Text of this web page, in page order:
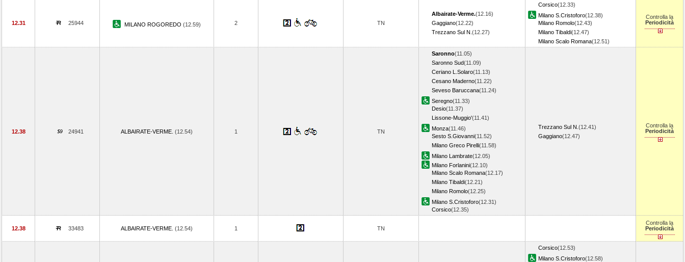
12.31 25944 MILANO ROGOREDO (12.59) 2 TN
Albairate-Verme.(12.16)
Gaggiano(12.22)
Trezzano Sul N. (12.27)
Corsico(12.33)
Milano S.Cristoforo(12.38)
Milano Romolo(12.43)
Milano Tibaldi(12.47)
Milano Scalo Romana(12.51)
Controlla la
Periodicità
12.38 24941 ALBAIRATE-VERME. (12.54) 1 TN
Saronno(11.05)
Saronno Sud(11.09)
Ceriano L.Solaro(11.13)
Cesano Maderno(11.22)
Seveso Baruccana(11.24)
Seregno(11.33)
Desio(11.37)
Lissone-Muggio'(11.41)
Monza(11.46)
Sesto S.Giovanni(11.52)
Milano Greco Pirelli(11.58)
Milano Lambrate(12.05)
Milano Forlanini(12.10)
Milano Scalo Romana(12.17)
Milano Tibaldi(12.21)
Milano Romolo(12.25)
Milano S.Cristoforo(12.31)
Corsico(12.35)
Trezzano Sul N. (12.41)
Gaggiano(12.47)
Controlla la
Periodicità
12.38 33483 ALBAIRATE-VERME. (12.54) 1 TN
Controlla la
Periodicità
Corsico(12.53)
Milano S.Cristoforo(12.58)